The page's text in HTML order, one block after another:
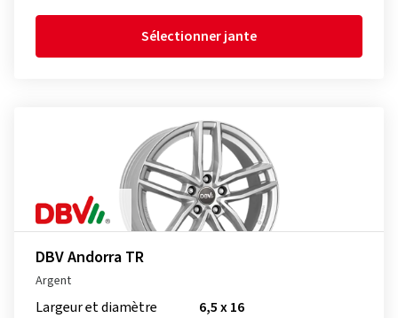
Sélectionner jante
DBV Andorra TR
Argent
Largeur et diamètre
6,5 x 16